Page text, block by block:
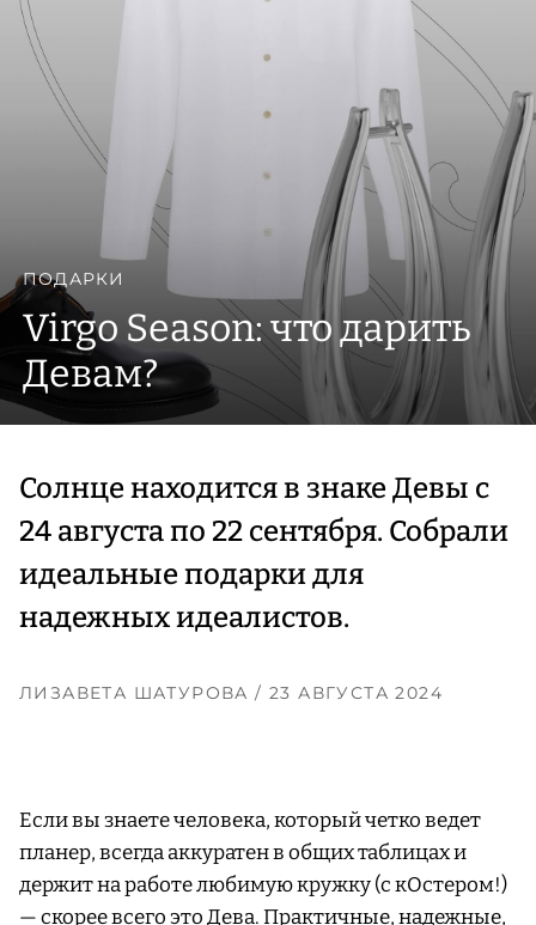
ПОДАРКИ
Virgo Season: что дарить
Девам?
Солнце находится в знаке Девы с
24 августа по 22 сентября. Собрали
идеальные подарки для
надежных идеалистов.
ЛИЗАВЕТА ШАТУРОВА/ 23 АВГУСТА 2024
Если вы знаете человека, который четко ведет
планер, всегда аккуратен в общих таблицах и
держит на работе любимую кружку (с кОстером!)
— скорее всего это Дева. Практичные, надежные,